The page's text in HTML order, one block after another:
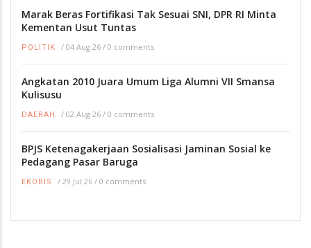
Marak Beras Fortifikasi Tak Sesuai SNI, DPR RI Minta
Kementan Usut Tuntas
POLITIK / 04 Aug 26 / 0 comments
Angkatan 2010 Juara Umum Liga Alumni VII Smansa
Kulisusu
DAERAH / 02 Aug 26 / 0 comments
BPJS Ketenagakerjaan Sosialisasi Jaminan Sosial ke
Pedagang Pasar Baruga
EKOBIS / 29 Jul 26 / 0 comments